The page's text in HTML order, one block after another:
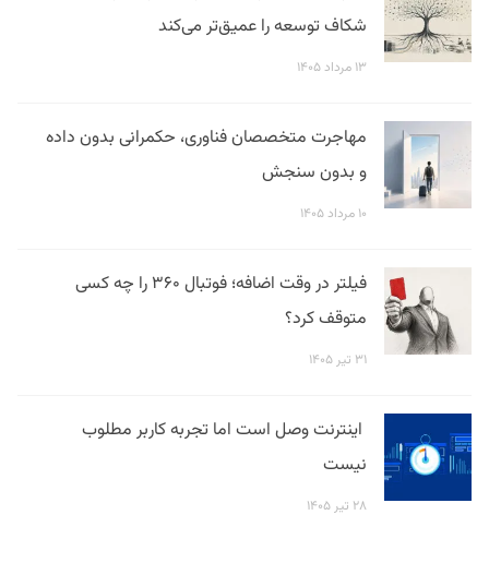
شکاف توسعه را عمیق‌تر می‌کند
۱۳ مرداد ۱۴۰۵
مهاجرت متخصصان فناوری، حکمرانی بدون داده
و بدون سنجش
۱۰ مرداد ۱۴۰۵
فیلتر در وقت اضافه؛ فوتبال ۳۶۰ را چه کسی
متوقف کرد؟
۳۱ تیر ۱۴۰۵
اینترنت وصل است اما تجربه کاربر مطلوب
نیست
۲۸ تیر ۱۴۰۵